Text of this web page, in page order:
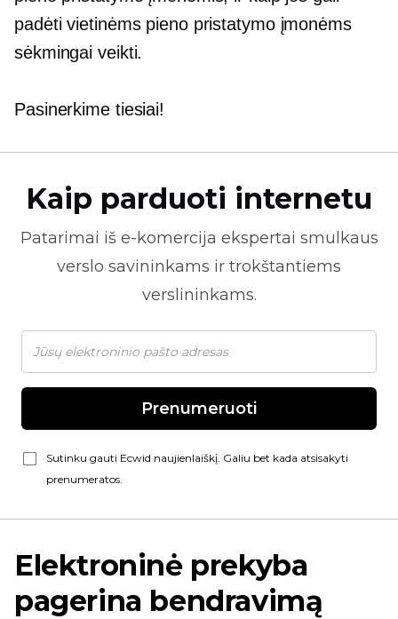
padėti vietinėms pieno pristatymo įmonėms
sėkmingai veikti.
Pasinerkime tiesiai!
Kaip parduoti internetu
Patarimai iš e-komercija ekspertai smulkaus
verslo savininkams ir trokštantiems
verslininkams.
Prenumeruoti
Sutinku gauti Ecwid naujienlaiškį. Galiu bet kada atsisakyti
prenumeratos.
Elektroninė prekyba
pagerina bendravimą